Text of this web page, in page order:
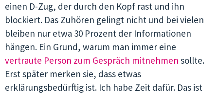
einen D-Zug, der durch den Kopf rast und ihn
blockiert. Das Zuhören gelingt nicht und bei vielen
bleiben nur etwa 30 Prozent der Informationen
hängen. Ein Grund, warum man immer eine
vertraute Person zum Gespräch mitnehmen sollte.
Erst später merken sie, dass etwas
erklärungsbedürftig ist. Ich habe Zeit dafür. Das ist